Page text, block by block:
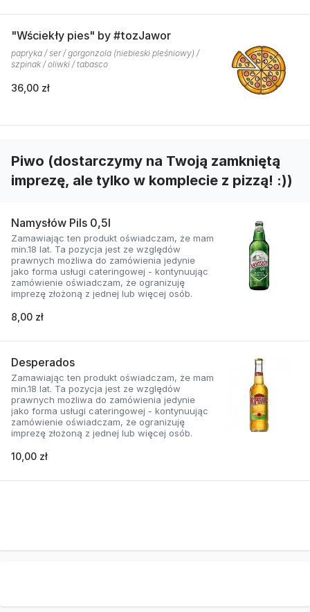
"Wściekły pies" by #tozJawor
papryka / ser / gorgonzola (niebieski pleśniowy) /
szpinak / oliwki / tabasco
36,00 zł
Piwo (dostarczymy na Twoją zamkniętą
imprezę, ale tylko w komplecie z pizzą! :))
Namysłów Pils 0,5l
Zamawiając ten produkt oświadczam, że mam
min.18 lat. Ta pozycja jest ze względów
prawnych możliwa do zamówienia jedynie
jako forma usługi cateringowej - kontynuując
zamówienie oświadczam, że ogranizuję
imprezę złożoną z jednej lub więcej osób.
8,00 zł
Desperados
Zamawiając ten produkt oświadczam, że mam
min.18 lat. Ta pozycja jest ze względów
prawnych możliwa do zamówienia jedynie
jako forma usługi cateringowej - kontynuując
zamówienie oświadczam, że ogranizuję
imprezę złożoną z jednej lub więcej osób.
10,00 zł